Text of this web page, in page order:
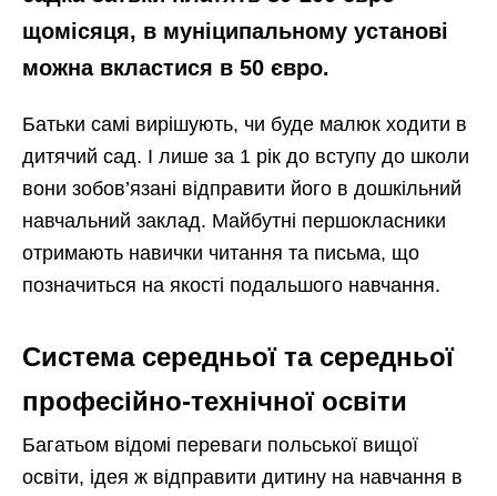
щомісяця, в муніципальному установі
можна вкластися в 50 євро.
Батьки самі вирішують, чи буде малюк ходити в
дитячий сад. І лише за 1 рік до вступу до школи
вони зобов’язані відправити його в дошкільний
навчальний заклад. Майбутні першокласники
отримають навички читання та письма, що
позначиться на якості подальшого навчання.
Система середньої та середньої
професійно-технічної освіти
Багатьом відомі переваги польської вищої
освіти, ідея ж відправити дитину на навчання в